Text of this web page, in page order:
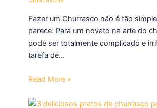
Fazer um Churrasco não é tão
parece. Para um novato na arte do
pode ser totalmente complicado e
tarefa de…
Read More »